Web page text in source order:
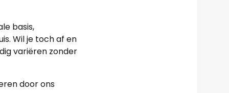
basis,
Wil je toch af en
variëren zonder
door ons